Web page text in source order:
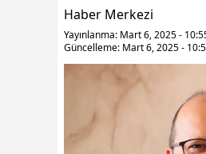
Haber Merkezi
Yayınlanma: Mart 6, 2025 -
Güncelleme: Mart 6, 2025 -